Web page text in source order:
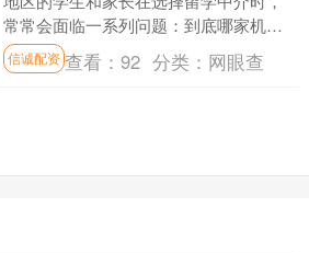
常常会面临一系列问题：到底哪家机构
更靠谱？服务更专业？网上口碑更好的
有哪些？如果想申请研究....
信诚配资 查看：92 分类： 网眼查